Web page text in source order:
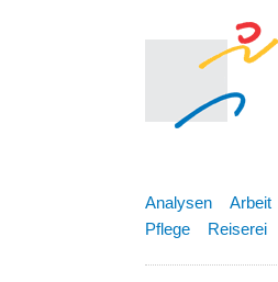
Analysen Arbeit
Pflege
Reiserei